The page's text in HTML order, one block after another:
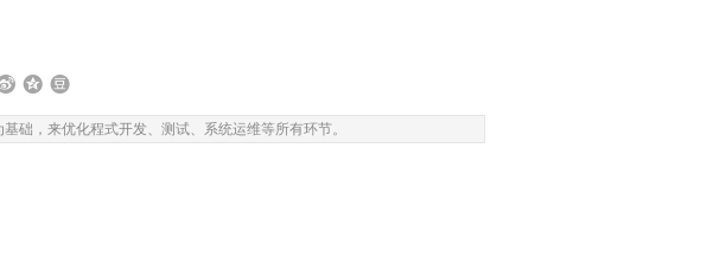
础，来优化程式开发、测试、系统运维等所有环节。